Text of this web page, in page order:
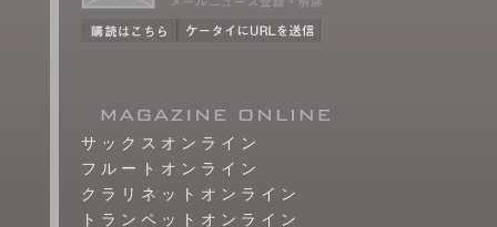
サックスオンライン
フルートオンライン
クラリネットオンライン
トランペットオンライン